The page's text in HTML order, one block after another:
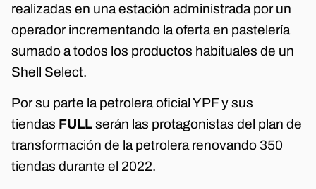
realizadas en una estación administrada por un
operador incrementando la oferta en pastelería
sumado a todos los productos habituales de un
Shell Select.
Por su parte la petrolera oficial YPF y sus
tiendas FULLserán las protagonistas del plan de
transformación de la petrolera renovando 350
tiendas durante el 2022.